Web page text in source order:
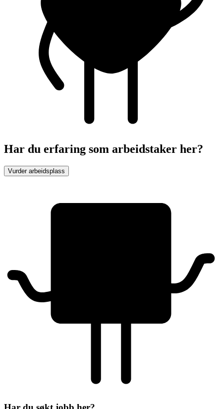
Har du erfaring som arbeidstaker her?
Vurder arbeidsplass